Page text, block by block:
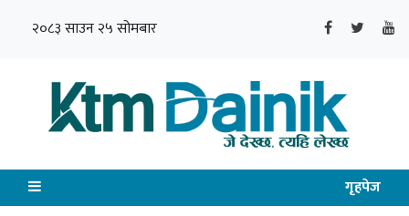
२०८३ साउन २५ सोमबार
गृहपेज